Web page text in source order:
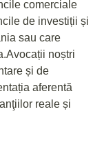
comerciale
de investiții și
sau care
noștri
și de
aferentă
reale și